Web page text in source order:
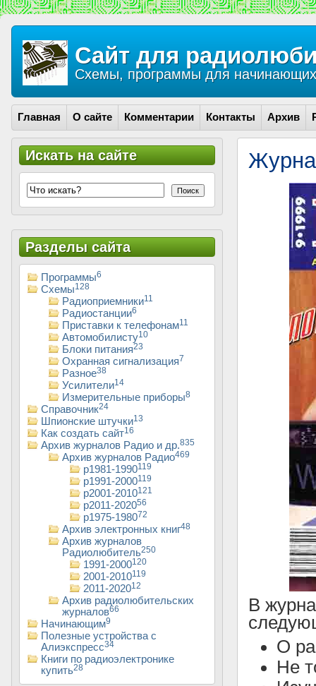
Сайт для
Схемы, программы для
Главная О сайте Комментарии Контакты Архив
В
О
Не
Искать на сайте
Поиск
Разделы сайта
Программы6
Схемы128
Радиоприемники11
Радиостанции6
Приставки к телефонам11
Автомобилисту10
Блоки питания23
Охранная сигнализация7
Разное38
Усилители14
Измерительные приборы8
Справочник24
Шпионские штучки13
Как создать сайт16
Архив журналов Радио и др.835
Архив журналов Радио469
р1981-1990119
р1991-2000119
р2001-2010121
р2011-202056
р1975-198072
Архив электронных книг48
Архив журналов
Радиолюбитель250
1991-2000120
2001-2010119
2011-202012
Архив радиолюбительских
журналов66
Начинающим9
Полезные устройства с
Алиэкспресс34
Книги по радиоэлектронике
купить28